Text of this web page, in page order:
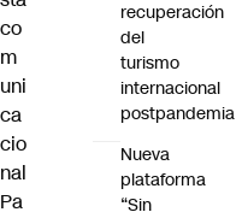
co
m
uni
ca
cio
nal
Pa
recuperación
del
turismo
internacional
postpandemia
Nueva
plataforma
“Sin